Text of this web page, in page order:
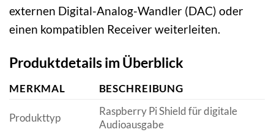
externen Digital-Analog-Wandler (DAC) oder
einen kompatiblen Receiver weiterleiten.
Produktdetails im Überblick
MERKMAL BESCHREIBUNG
Produkttyp
Raspberry Pi Shield für digitale
Audioausgabe